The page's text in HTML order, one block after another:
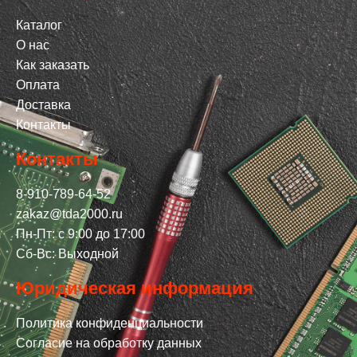
Каталог
О нас
Как заказать
Оплата
Доставка
Контакты
Контакты
8-910-789-64-52
zakaz@tda2000.ru
Пн-Пт: с 9:00 до 17:00
Сб-Вс: Выходной
Юридическая информация
Политика конфиденциальности
Согласие на обработку данных